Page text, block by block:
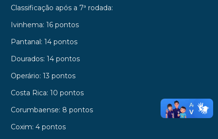
Classificação após a 7ª rodada:
Ivinhema: 16 pontos
Pantanal: 14 pontos
Dourados: 14 pontos
Operário: 13 pontos
Costa Rica: 10 pontos
Corumbaense: 8 pontos
Coxim: 4 pontos